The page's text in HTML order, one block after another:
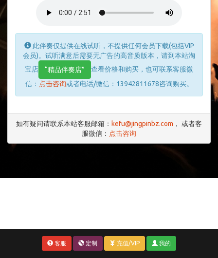
此伴奏仅提供在线试听，不提供任何会员下载(包括VIP
会员)。试听满意后需要无广告的高音质版本，请到本站淘
宝店
“精品伴奏店”
查看价格和购买，也可联系客服微
信： 点击咨询或者电话/微信：13942811678咨询购买。
如有疑问请联系本站客服邮箱： kefu@jingpinbz.com ， 或者客
服微信： 点击咨询
客服 定制 充值/VIP 我的